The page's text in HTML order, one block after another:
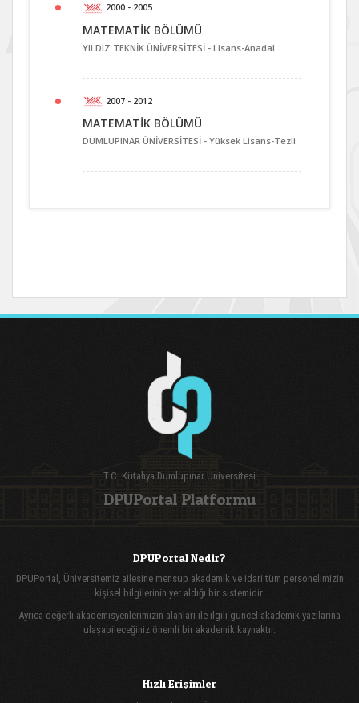
2000 - 2005
MATEMATİK BÖLÜMÜ
YILDIZ TEKNİK ÜNİVERSİTESİ - Lisans-Anadal
2007 - 2012
MATEMATİK BÖLÜMÜ
DUMLUPINAR ÜNİVERSİTESİ - Yüksek Lisans-Tezli
T.C. Kütahya Dumlupınar Üniversitesi
DPUPortal Platformu
DPUPortal Nedir?
DPUPortal, Üniversitemiz ailesine mensup akademik ve idari tüm personelimizin
kişisel bilgilerinin yer aldığı bir sistemidir.
Ayrıca değerli akademisyenlerimizin alanları ile ilgili güncel akademik yazılarına
ulaşabileceğiniz önemli bir akademik kaynaktır.
Hızlı Erişimler